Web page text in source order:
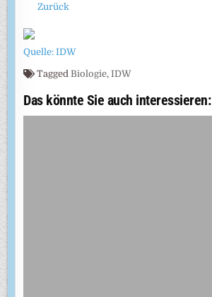
Zurück
Quelle: IDW
TaggedBiologie,IDW
Das könnte Sie auch interessieren: